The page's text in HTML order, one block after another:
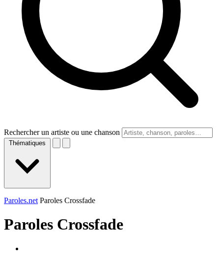
Rechercher un artiste ou une chanson
Thématiques
Paroles.net Paroles Crossfade
Paroles Crossfade